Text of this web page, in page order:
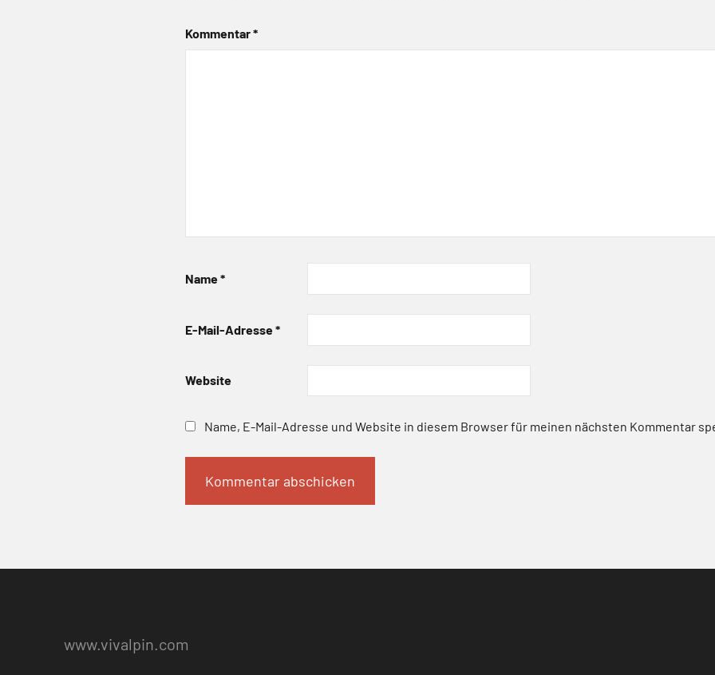
Kommentar*
Name*
E-Mail-Adresse*
Website
Name, E-Mail-Adresse und Website in diesem Browser für meinen nächsten Kommentar
www.vivalpin.com